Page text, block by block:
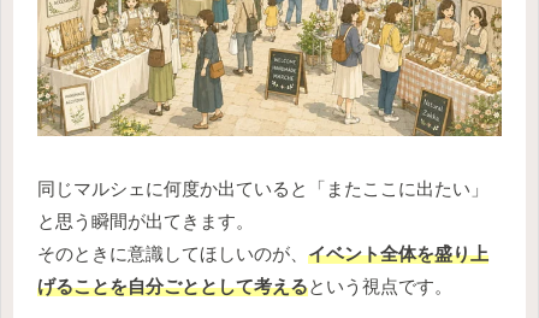
同じマルシェに何度か出ていると「またここに出たい」
と思う瞬間が出てきます。
そのときに意識してほしいのが、 イベント全体を盛り上
げることを自分ごととして考えるという視点です。